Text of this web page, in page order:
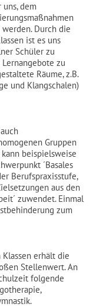
dem
Durch die
ist es uns
Schüler zu
zu
Räume, z.B.
und Klangschalen)
Gruppen
beispielsweise
´Basales
Berufspraxisstufe,
aus den
zuwendet. Einmal
zum
erhält die
Stellenwert. An
folgende